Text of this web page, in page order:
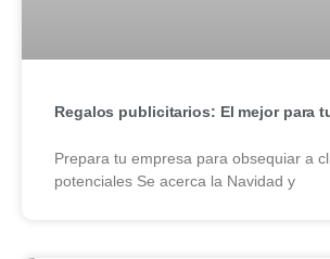
Regalos publicitarios: El mejor para
Prepara tu empresa para obsequiar a
potenciales Se acerca la Navidad y